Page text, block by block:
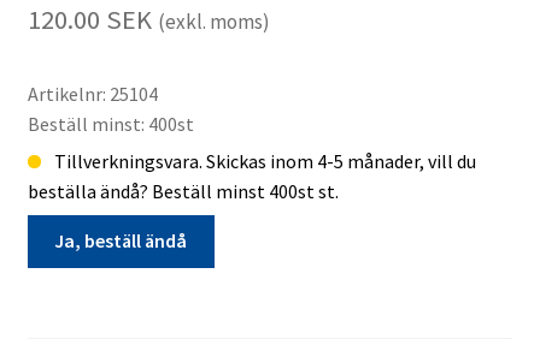
120.00 SEK (exkl. moms)
Artikelnr: 25104
Beställ minst: 400st
Tillverkningsvara. Skickas inom 4-5 månader, vill du
beställa ändå? Beställ minst 400st st.
Ja, beställ ändå